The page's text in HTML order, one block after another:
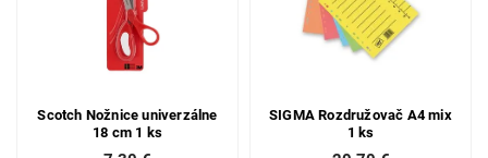
Scotch Nožnice univerzálne
18 cm 1 ks
SIGMA Rozdružovač A4 mix
1 ks